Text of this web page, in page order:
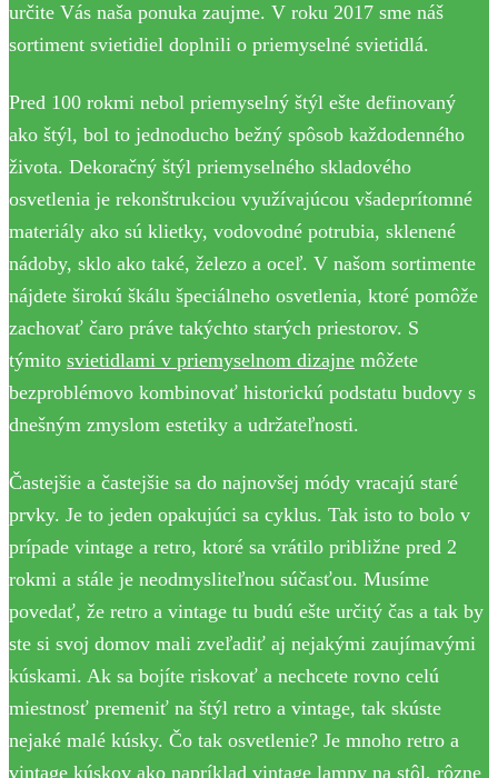
určite Vás naša ponuka zaujme. V roku 2017 sme náš
sortiment svietidiel doplnili o priemyselné svietidlá.
Pred 100 rokmi nebol priemyselný štýl ešte definovaný
ako štýl, bol to jednoducho bežný spôsob každodenného
života. Dekoračný štýl priemyselného skladového
osvetlenia je rekonštrukciou využívajúcou všadeprítomné
materiály ako sú klietky, vodovodné potrubia, sklenené
nádoby, sklo ako také, železo a oceľ. V našom sortimente
nájdete širokú škálu špeciálneho osvetlenia, ktoré pomôže
zachovať čaro práve takýchto starých priestorov. S
týmito svietidlami v priemyselnom dizajne môžete
bezproblémovo kombinovať historickú podstatu budovy s
dnešným zmyslom estetiky a udržateľnosti.
Častejšie a častejšie sa do najnovšej módy vracajú staré
prvky. Je to jeden opakujúci sa cyklus. Tak isto to bolo v
prípade vintage a retro, ktoré sa vrátilo približne pred 2
rokmi a stále je neodmysliteľnou súčasťou. Musíme
povedať, že retro a vintage tu budú ešte určitý čas a tak by
ste si svoj domov mali zveľadiť aj nejakými zaujímavými
kúskami. Ak sa bojíte riskovať a nechcete rovno celú
miestnosť premeniť na štýl retro a vintage, tak skúste
nejaké malé kúsky. Čo tak osvetlenie? Je mnoho retro a
vintage kúskov ako napríklad vintage lampy na stôl, rôzne